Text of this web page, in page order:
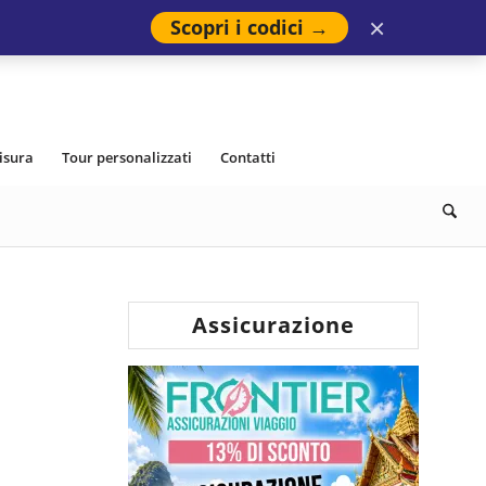
Scopri i codici → ×
Tour personalizzati Contatti
Assicurazione